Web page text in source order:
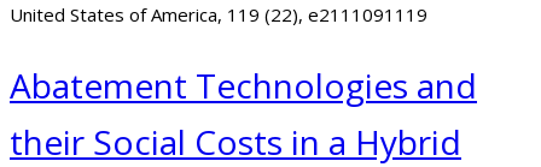
United States of America, 119 (22), e2111091119
Abatement Technologies and
their Social Costs in a Hybrid